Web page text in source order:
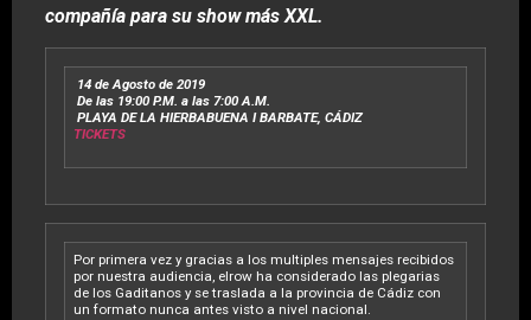
compañía para su show más XXL.
14 de Agosto de 2019
De las 19:00 P.M. a las 7:00 A.M.
PLAYA DE LA HIERBABUENA I BARBATE, CÁDIZ
TICKETS
Por primera vez y gracias a los multiples mensajes recibidos
por nuestra audiencia, elrow ha considerado las plegarias
de los Gaditanos y se traslada a la provincia de Cádiz con
un formato nunca antes visto a nivel nacional.